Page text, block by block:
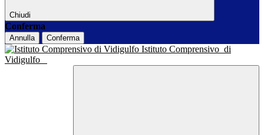
Chiudi
Conferma
Annulla Conferma
Istituto Comprensivo di
Vidigulfo